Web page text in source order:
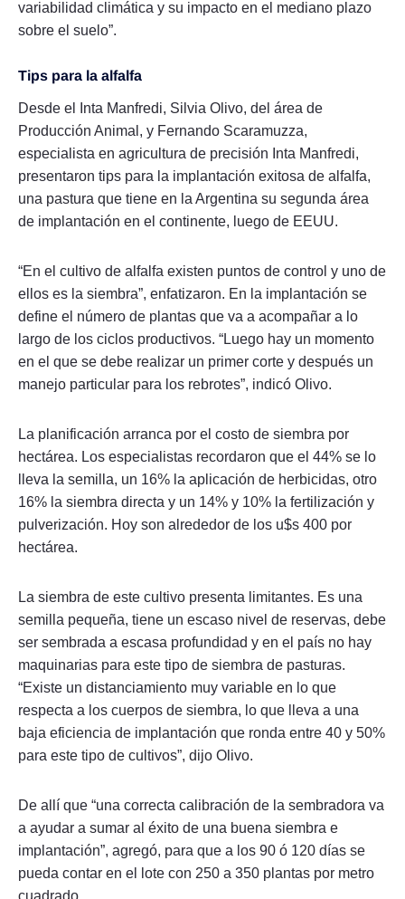
variabilidad climática y su impacto en el mediano plazo
sobre el suelo”.
Tips para la alfalfa
Desde el Inta Manfredi, Silvia Olivo, del área de
Producción Animal, y Fernando Scaramuzza,
especialista en agricultura de precisión Inta Manfredi,
presentaron tips para la implantación exitosa de alfalfa,
una pastura que tiene en la Argentina su segunda área
de implantación en el continente, luego de EEUU.
“En el cultivo de alfalfa existen puntos de control y uno de
ellos es la siembra”, enfatizaron. En la implantación se
define el número de plantas que va a acompañar a lo
largo de los ciclos productivos. “Luego hay un momento
en el que se debe realizar un primer corte y después un
manejo particular para los rebrotes”, indicó Olivo.
La planificación arranca por el costo de siembra por
hectárea. Los especialistas recordaron que el 44% se lo
lleva la semilla, un 16% la aplicación de herbicidas, otro
16% la siembra directa y un 14% y 10% la fertilización y
pulverización. Hoy son alrededor de los u$s 400 por
hectárea.
La siembra de este cultivo presenta limitantes. Es una
semilla pequeña, tiene un escaso nivel de reservas, debe
ser sembrada a escasa profundidad y en el país no hay
maquinarias para este tipo de siembra de pasturas.
“Existe un distanciamiento muy variable en lo que
respecta a los cuerpos de siembra, lo que lleva a una
baja eficiencia de implantación que ronda entre 40 y 50%
para este tipo de cultivos”, dijo Olivo.
De allí que “una correcta calibración de la sembradora va
a ayudar a sumar al éxito de una buena siembra e
implantación”, agregó, para que a los 90 ó 120 días se
pueda contar en el lote con 250 a 350 plantas por metro
cuadrado.